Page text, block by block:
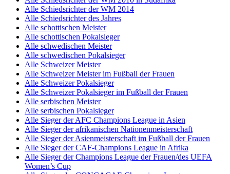
Alle Schiedsrichter der WM 2014
Alle Schiedsrichter des Jahres
Alle schottischen Meister
Alle schottischen Pokalsieger
Alle schwedischen Meister
Alle schwedischen Pokalsieger
Alle Schweizer Meister
Alle Schweizer Meister im Fußball der Frauen
Alle Schweizer Pokalsieger
Alle Schweizer Pokalsieger im Fußball der Frauen
Alle serbischen Meister
Alle serbischen Pokalsieger
Alle Sieger der AFC Champions League in Asien
Alle Sieger der afrikanischen Nationenmeisterschaft
Alle Sieger der Asienmeisterschaft im Fußball der Frauen
Alle Sieger der CAF-Champions League in Afrika
Alle Sieger der Champions League der Frauen/des UEFA
Women’s Cup